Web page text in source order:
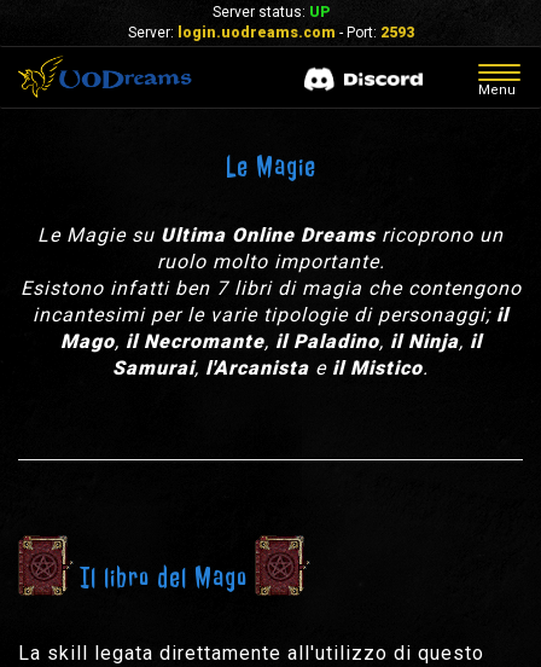
Server status: UP
Server:
login.uodreams.com - Port: 2593
Menu
Le Magie
Le Magie su Ultima Online Dreamsricoprono un
ruolo molto importante.
Esistono infatti ben 7 libri di magia che contengono
incantesimi per le varie tipologie di personaggi; il
Mago, il Necromante, il Paladino, il Ninja, il
Samurai, l'Arcanista e il Mistico.
Il libro del Mago
La skill legata direttamente all'utilizzo di questo